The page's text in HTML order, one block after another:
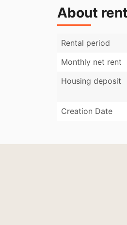
About
Rental period
Monthly net rent
Housing deposit
Creation Date